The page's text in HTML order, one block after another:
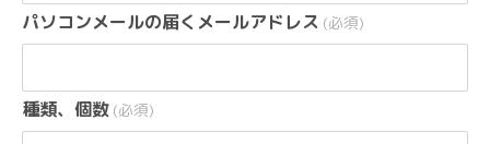
パソコンメールの届くメールアドレス (必須)
種類、個数 (必須)